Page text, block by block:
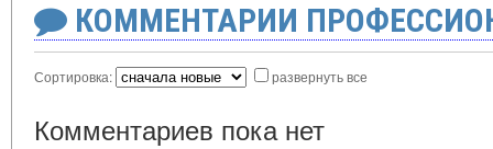
КОММЕНТАРИИ
Сортировка: развернуть все
Комментариев пока нет